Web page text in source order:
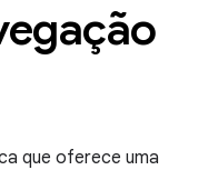
que oferece uma